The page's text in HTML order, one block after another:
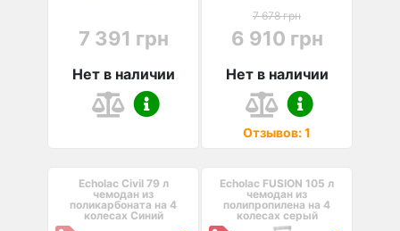
7 391 грн
Нет в наличии
7 678 грн
6 910 грн
Нет в наличии
Отзывов: 1
Echolac Civil 79 л
чемодан из
поликарбоната на 4
колесах Синий
Echolac FUSION 105 л
чемодан из
полипропилена на 4
колесах серый